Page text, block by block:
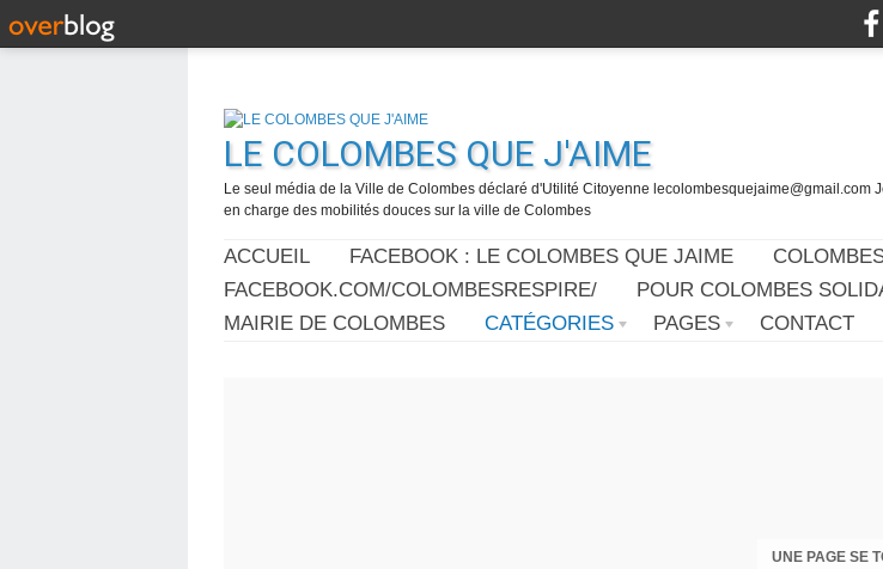
LE COLOMBES QUE J'AIME
Le seul média de la Ville de Colombes déclaré d'Utilité Citoyenne lecolombesquejaime@gmail.com
en charge des mobilités douces sur la ville de Colombes
ACCUEIL FACEBOOK : LE COLOMBES QUE JAIME
FACEBOOK.COM/COLOMBESRESPIRE/
POUR COLOMBES
MAIRIE DE COLOMBES
CATÉGORIES PAGES CONTACT